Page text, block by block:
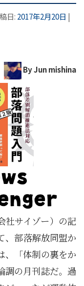
日: 2017年2月20日 |
By Jun mishina
社サイゾー）の記
、部落解放同盟か
、「体制の裏をか
調の月刊誌だ。過